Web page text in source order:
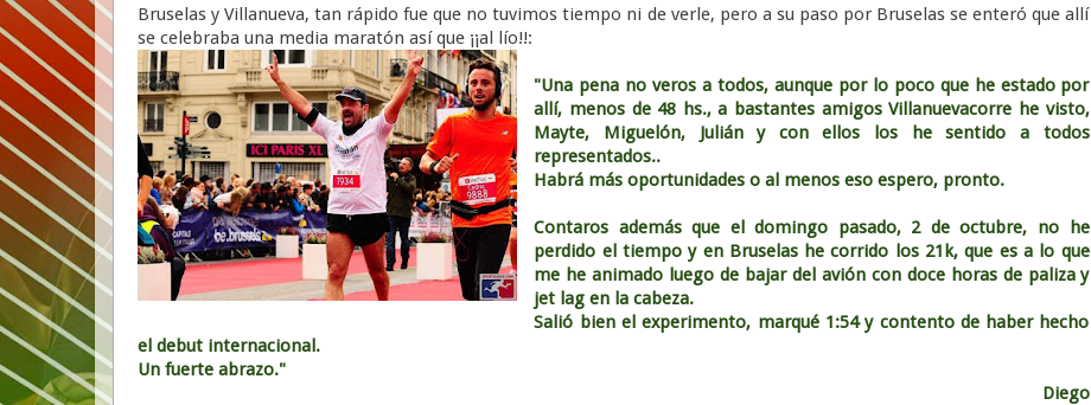
Bruselas y Villanueva, tan rápido fue que no tuvimos tiempo ni de verle, pero a su paso por Bruselas se enteró que allí
se celebraba una media maratón así que ¡¡al lío!!:
"Una pena no veros a todos, aunque por lo poco que he estado por
allí, menos de 48 hs., a bastantes amigos Villanuevacorre he visto,
Mayte, Miguelón, Julián y con ellos los he sentido a todos
representados..
Habrá más oportunidades o al menos eso espero, pronto.
Contaros además que el domingo pasado, 2 de octubre, no he
perdido el tiempo y en Bruselas he corrido los 21k, que es a lo que
me he animado luego de bajar del avión con doce horas de paliza y
jet lag en la cabeza.
Salió bien el experimento, marqué 1:54 y contento de haber hecho
el debut internacional.
Un fuerte abrazo."
Diego